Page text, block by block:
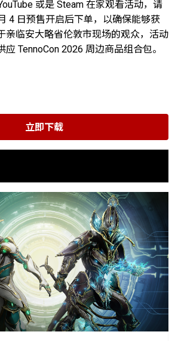
或是 Steam 在家观看活动，请
4 日预售开启后下单，以确保能够获
亲临安大略省伦敦市现场的观众，活动
TennoCon 2026 周边商品组合包。
立即下载